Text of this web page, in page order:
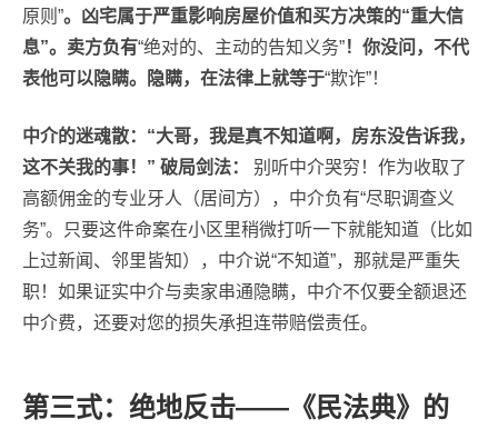
原则”。凶宅属于严重影响房屋价值和买方决策的“重大信
息”。卖方负有“绝对的、主动的告知义务”！你没问，不代
表他可以隐瞒。隐瞒，在法律上就等于“欺诈”！
中介的迷魂散：“大哥，我是真不知道啊，房东没告诉我，
这不关我的事！” 破局剑法：
别听中介哭穷！作为收取了
高额佣金的专业牙人（居间方），中介负有“尽职调查义
务”。只要这件命案在小区里稍微打听一下就能知道（比如
上过新闻、邻里皆知），中介说“不知道”，那就是严重失
职！如果证实中介与卖家串通隐瞒，中介不仅要全额退还
中介费，还要对您的损失承担连带赔偿责任。
第三式：绝地反击——《民法典》的